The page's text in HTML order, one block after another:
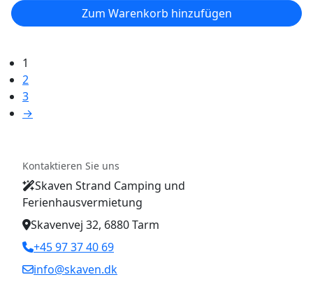
Zum Warenkorb hinzufügen
1
2
3
→
Kontaktieren Sie uns
Skaven Strand Camping und
Ferienhausvermietung
Skavenvej 32, 6880 Tarm
+45 97 37 40 69
info@skaven.dk